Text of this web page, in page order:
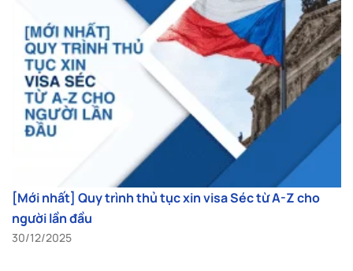
[Mới nhất] Quy trình thủ tục xin visa Séc từ A-Z cho
người lần đầu
30/12/2025